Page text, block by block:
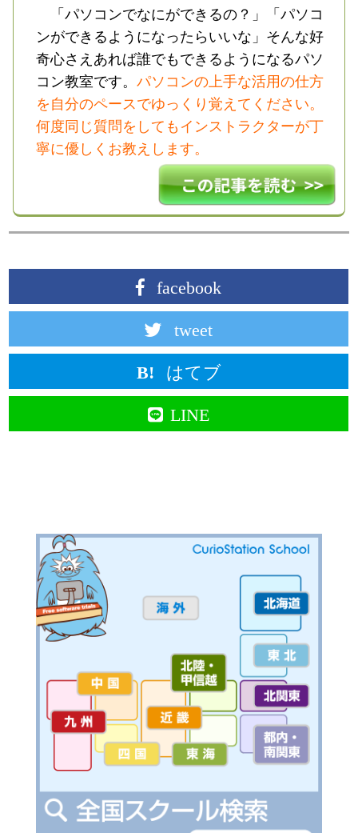
「パソコンでなにができるの？」「パソコ
ンができるようになったらいいな」そんな好
奇心さえあれば誰でもできるようになるパソ
コン教室です。パソコンの上手な活用の仕方
を自分のペースでゆっくり覚えてください。
何度同じ質問をしてもインストラクターが丁
寧に優しくお教えします。
facebook
tweet
はてブ
LINE